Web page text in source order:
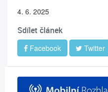
4. 6. 2025
Sdílet článek
Facebook Twitter